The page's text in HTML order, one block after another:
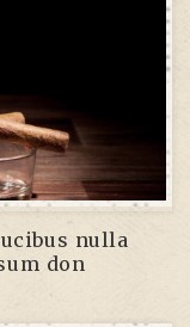
nulla
don